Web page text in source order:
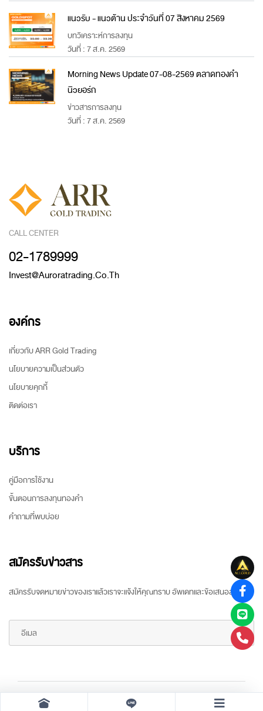
แนวรับ - แนวต้าน ประจำวันที่ 07 สิงหาคม 2569
บทวิเคราะห์การลงทุน
วันที่ : 7 ส.ค. 2569
Morning News Update 07-08-2569 ตลาดทองคำ
นิวยอร์ก
ข่าวสารการลงทุน
วันที่ : 7 ส.ค. 2569
CALL CENTER
02-1789999
Invest@auroratrading.co.th
องค์กร
เกี่ยวกับ ARR Gold Trading
นโยบายความเป็นส่วนตัว
นโยบายคุกกี้
ติดต่อเรา
บริการ
คู่มือการใช้งาน
ขั้นตอนการลงทุนทองคำ
คำถามที่พบบ่อย
สมัครรับข่าวสาร
สมัครรับจดหมายข่าวของเราแล้วเราจะแจ้งให้คุณทราบ อัพเดทและข้อเสนอล่าสุด